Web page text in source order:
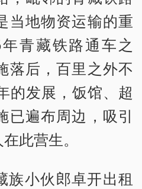
当地物资运输的重
青藏铁路通车之
落后，百里之外不
的发展，饭馆、超
已遍布周边，吸引
此营生。
族小伙郎卓开出租